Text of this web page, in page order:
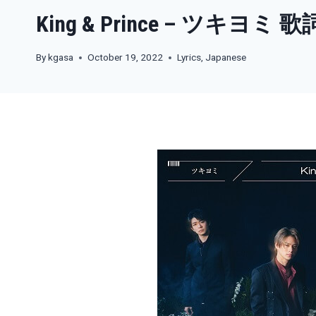
King & Prince – ツキヨミ 歌
Bykgasa October 19, 2022 Lyrics, Japanese